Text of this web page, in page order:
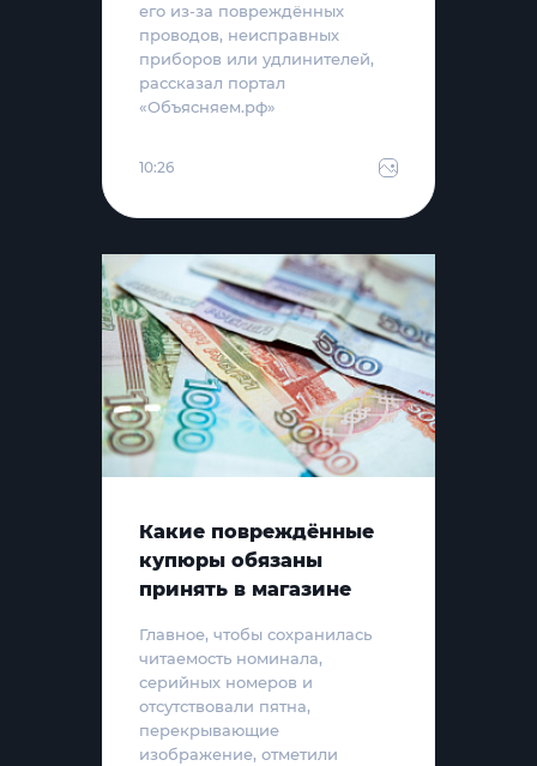
его из-за повреждённых
проводов, неисправных
приборов или удлинителей,
рассказал портал
«Объясняем.рф»
10:26
Какие повреждённые
купюры обязаны
принять в магазине
Главное, чтобы сохранилась
читаемость номинала,
серийных номеров и
отсутствовали пятна,
перекрывающие
изображение, отметили